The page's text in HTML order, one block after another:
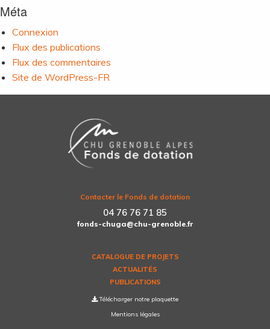
Méta
Connexion
Flux des publications
Flux des commentaires
Site de WordPress-FR
Contacter le Fonds de dotation
04 76 76 71 85
fonds-chuga@chu-grenoble.fr
CATALOGUE DE PROJETS
ACTUALITÉS
PUBLICATIONS
Télécharger notre plaquette
Mentions légales